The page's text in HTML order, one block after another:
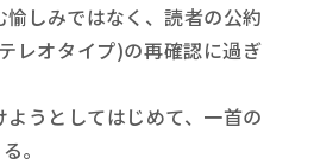
愉しみではなく、読者の公約
レオタイプ)の再確認に過ぎ
うとしてはじめて、一首の
。